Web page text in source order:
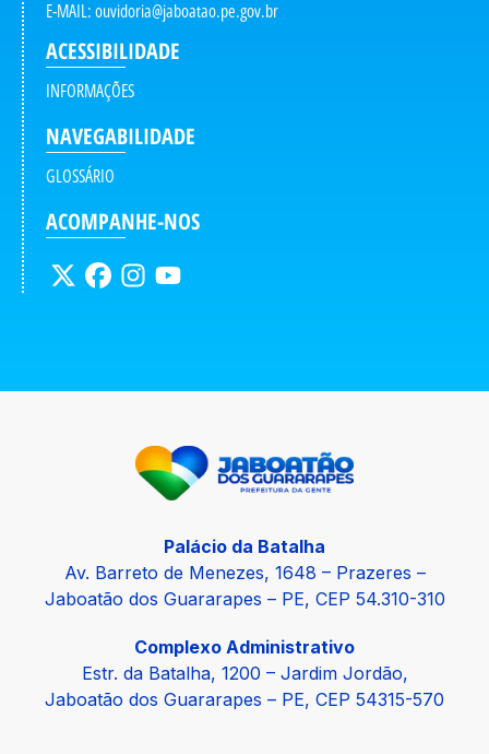
E-MAIL: ouvidoria@jaboatao.pe.gov.br
ACESSIBILIDADE
INFORMAÇÕES
NAVEGABILIDADE
GLOSSÁRIO
ACOMPANHE-NOS
Palácio da Batalha
Av. Barreto de Menezes, 1648 – Prazeres –
Jaboatão dos Guararapes – PE, CEP 54.310-310
Complexo Administrativo
Estr. da Batalha, 1200 – Jardim Jordão,
Jaboatão dos Guararapes – PE, CEP 54315-570